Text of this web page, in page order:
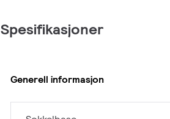
Spesifikasjoner
Generell informasjon